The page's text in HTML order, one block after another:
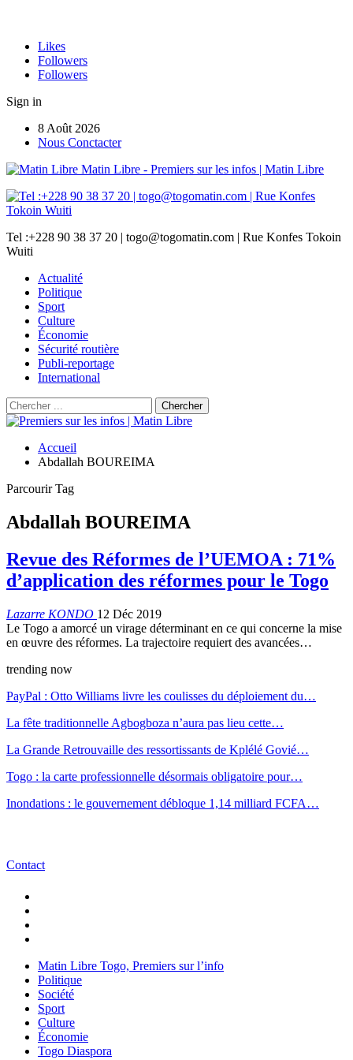
Likes
Followers
Followers
Sign in
8 Août 2026
Nous Conctacter
Matin Libre - Premiers sur les infos | Matin Libre
Tel :+228 90 38 37 20 | togo@togomatin.com | Rue Konfes Tokoin
Wuiti
Actualité
Politique
Sport
Culture
Économie
Sécurité routière
Publi-reportage
International
Accueil
Abdallah BOUREIMA
Parcourir Tag
Abdallah BOUREIMA
Revue des Réformes de l’UEMOA : 71%
d’application des réformes pour le Togo
Lazarre KONDO 12 Déc 2019
Le Togo a amorcé un virage déterminant en ce qui concerne la mise
en œuvre des réformes. La trajectoire requiert des avancées…
trending now
PayPal : Otto Williams livre les coulisses du déploiement du…
La fête traditionnelle Agbogboza n’aura pas lieu cette…
La Grande Retrouvaille des ressortissants de Kplélé Govié…
Togo : la carte professionnelle désormais obligatoire pour…
Inondations : le gouvernement débloque 1,14 milliard FCFA…
Contact
Matin Libre Togo, Premiers sur l’info
Politique
Société
Sport
Culture
Économie
Togo Diaspora